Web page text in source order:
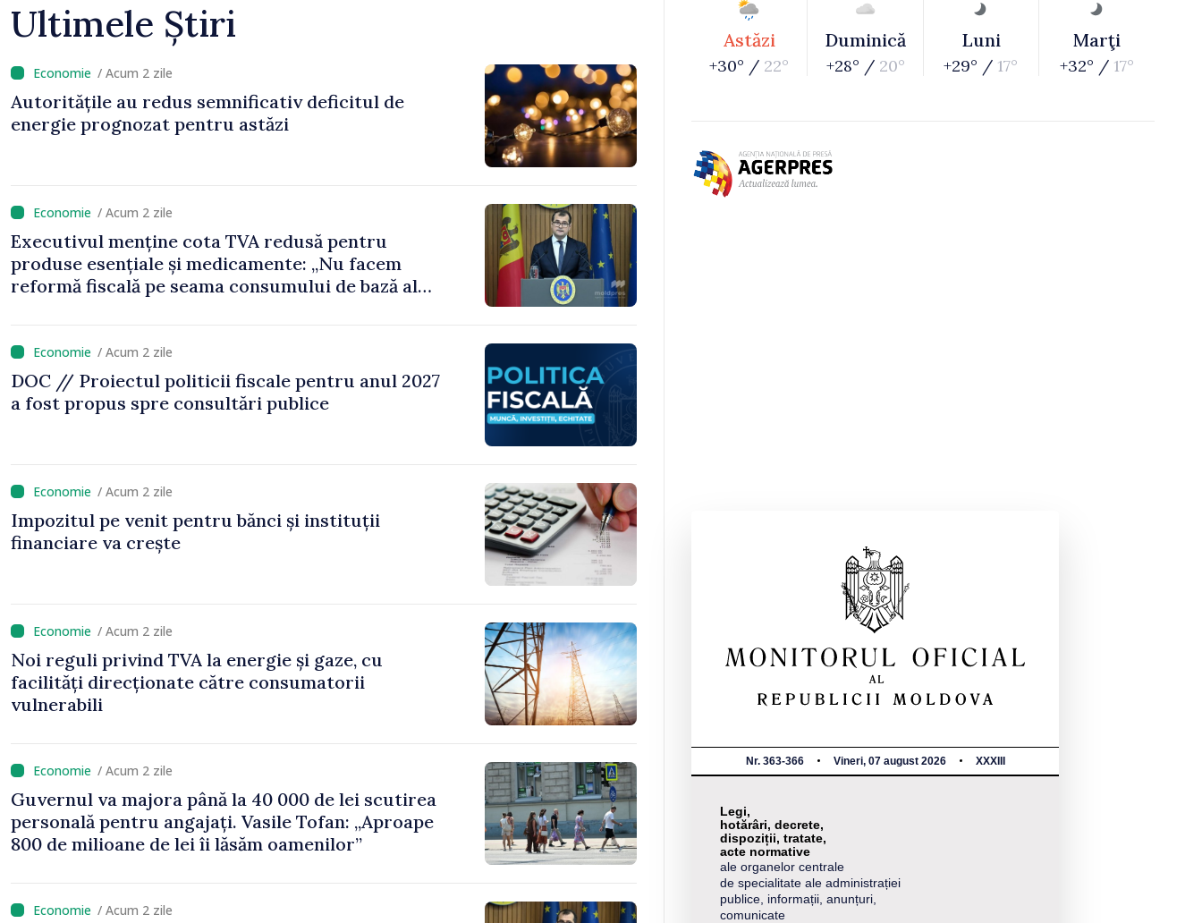
Ultimele Știri
/ Acum 2 zile
Autoritățile au redus semnificativ deficitul de
energie prognozat pentru astăzi
/ Acum 2 zile
Executivul menține cota TVA redusă pentru
produse esențiale și medicamente: „Nu facem
reformă fiscală pe seama consumului de bază al
/ Acum 2 zile
DOC // Proiectul politicii fiscale pentru anul 2027
a fost propus spre consultări publice
/ Acum 2 zile
Impozitul pe venit pentru bănci și instituții
financiare va crește
/ Acum 2 zile
Noi reguli privind TVA la energie și gaze, cu
facilități direcționate către consumatorii
vulnerabili
/ Acum 2 zile
Guvernul va majora până la 40 000 de lei scutirea
personală pentru angajați. Vasile Tofan: „Aproape
800 de milioane de lei îi lăsăm oamenilor”
/ Acum 2 zile
Astăzi
+30° / 22°
Duminică
+28° / 20°
Luni
+29° / 17°
Marţi
+32° / 17°
Nr. 363-366 Vineri, 07 august 2026 XXXIII
Legi,
hotărâri, decrete,
dispoziții, tratate,
acte normative
ale organelor centrale
de specialitate ale administrației
publice, informații, anunțuri,
comunicate